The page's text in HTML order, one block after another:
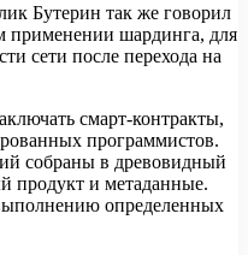
Бутерин так же говорил
применении шардинга, для
сети после перехода на
смарт-контракты,
программистов.
собраны в древовидный
продукт и метаданные.
определенных